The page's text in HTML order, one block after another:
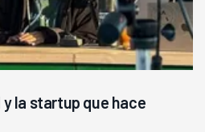
y la startup que hace